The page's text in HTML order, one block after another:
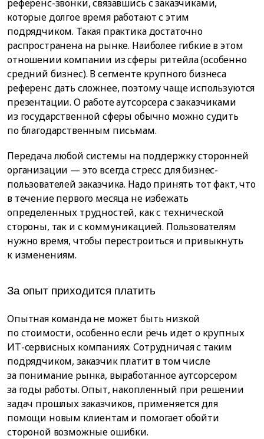
референс-звонки, связавшись с заказчиками,
которые долгое время работают с этим
подрядчиком. Такая практика достаточно
распространена на рынке. Наиболее гибкие в этом
отношении компании из сферы ритейла (особенно
средний бизнес). В сегменте крупного бизнеса
референс дать сложнее, поэтому чаще используются
презентации. О работе аутсорсера с заказчиками
из государственной сферы обычно можно судить
по благодарственным письмам.
Передача любой системы на поддержку сторонней
организации — это всегда стресс для бизнес-
пользователей заказчика. Надо принять тот факт, что
в течение первого месяца не избежать
определенных трудностей, как с технической
стороны, так и с коммуникацией. Пользователям
нужно время, чтобы перестроиться и привыкнуть
к изменениям.
За опыт приходится платить
Опытная команда не может быть низкой
по стоимости, особенно если речь идет о крупных
ИТ-сервисных компаниях. Сотрудничая с таким
подрядчиком, заказчик платит в том числе
за понимание рынка, выработанное аутсорсером
за годы работы. Опыт, накопленный при решении
задач прошлых заказчиков, применяется для
помощи новым клиентам и помогает обойти
стороной возможные ошибки.